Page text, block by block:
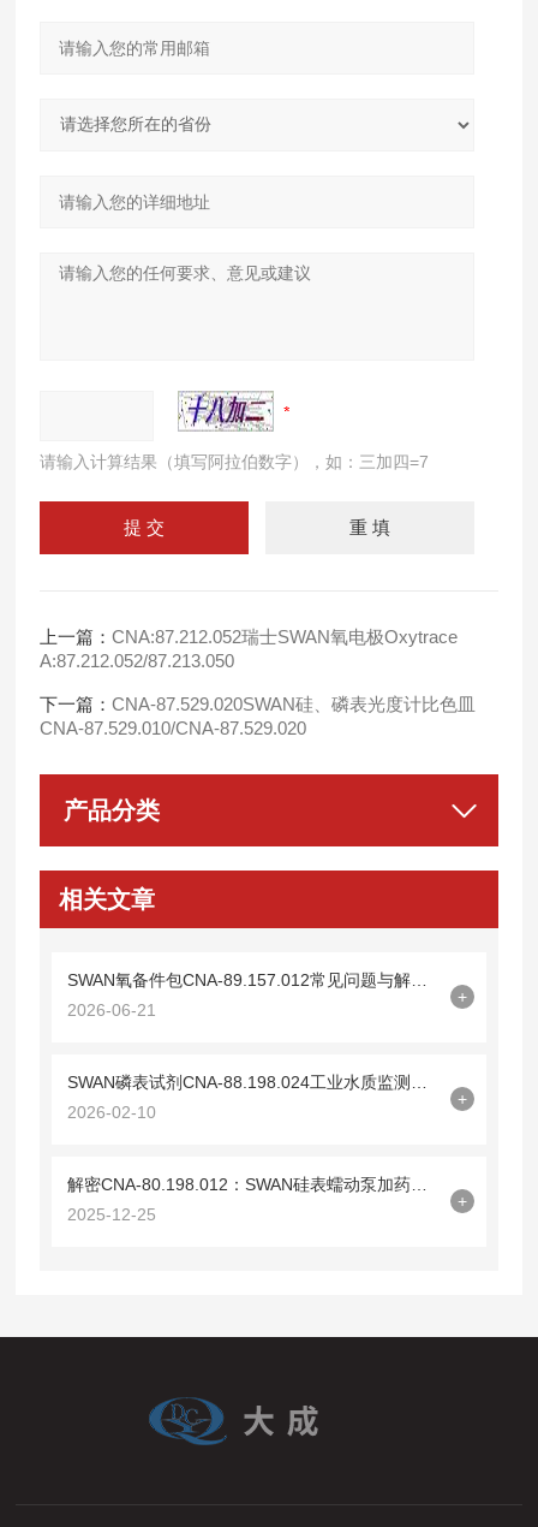
请输入计算结果（填写阿拉伯数字），如：三加四=7
上一篇：CNA:87.212.052瑞士SWAN氧电极Oxytrace
A:87.212.052/87.213.050
下一篇：CNA-87.529.020SWAN硅、磷表光度计比色皿
CNA-87.529.010/CNA-87.529.020
产品分类
相关文章
2026-06-21
+
2026-02-10
+
2025-12-25
+